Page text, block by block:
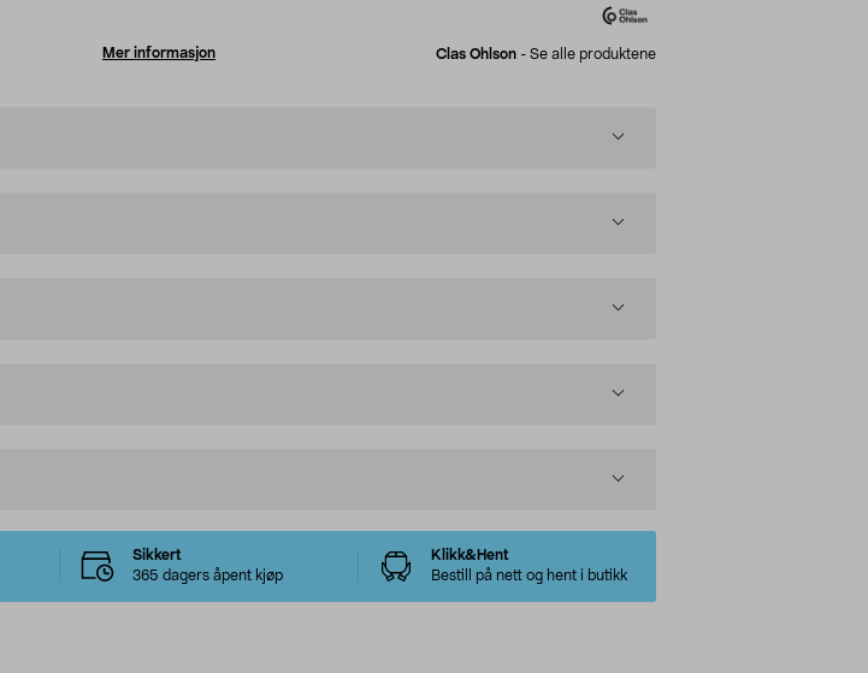
Mer informasjon Clas Ohlson - Se alle produktene
Sikkert
365 dagers åpent kjøp
Klikk&Hent
Bestill på nett og hent i butikk